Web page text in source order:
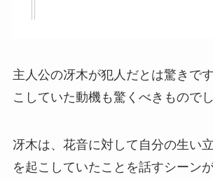
主人公の冴木が犯人だとは驚きで
こしていた動機も驚くべきものでし
冴木は、花音に対して自分の生い
を起こしていたことを話すシーン